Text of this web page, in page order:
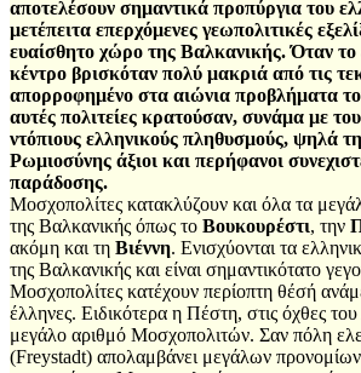
αποτελέσουν σημαντικά προπύργια του
μετέπειτα επερχόμενες γεωπολιτικές
ευαίσθητο χώρο της Βαλκανικής. Όταν το
κέντρο βρισκόταν πολύ μακριά από τις
απορροφημένο στα αιώνια προβλήματα
αυτές πολιτείες κρατούσαν, συνάμα με
ντόπιους ελληνικούς πληθυσμούς, ψηλά
Ρωμιοσύνης άξιοι και περήφανοι
παράδοσης.
Μοσχοπολίτες κατακλύζουν και όλα τα
της Βαλκανικής όπως το Βουκουρέστι, την
ακόμη και τη Βιέννη. Ενισχύονται τα
της Βαλκανικής και είναι σημαντικότατο
Μοσχοπολίτες κατέχουν περίοπτη θέσή
έλληνες. Ειδικότερα η Πέστη, στις όχθες
μεγάλο αριθμό Μοσχοπολιτών. Σαν πόλη
(Freystadt) απολαμβάνει μεγάλων προνομίων